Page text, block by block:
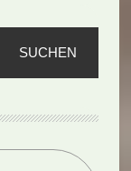
SUCHEN